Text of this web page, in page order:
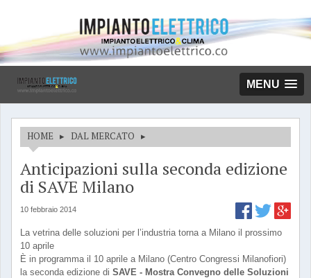
MENU
HOME ▸ DAL MERCATO ▸
Anticipazioni sulla seconda edizione
di SAVE Milano
10 febbraio 2014
La vetrina delle soluzioni per l’industria torna a Milano il prossimo
10 aprile
È in programma il 10 aprile a Milano (Centro Congressi Milanofiori)
la seconda edizione di SAVE - Mostra Convegno delle Soluzioni